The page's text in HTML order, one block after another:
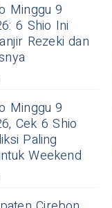
Minggu 9
6 Shio Ini
Rezeki dan
Minggu 9
Cek 6 Shio
Paling
Weekend